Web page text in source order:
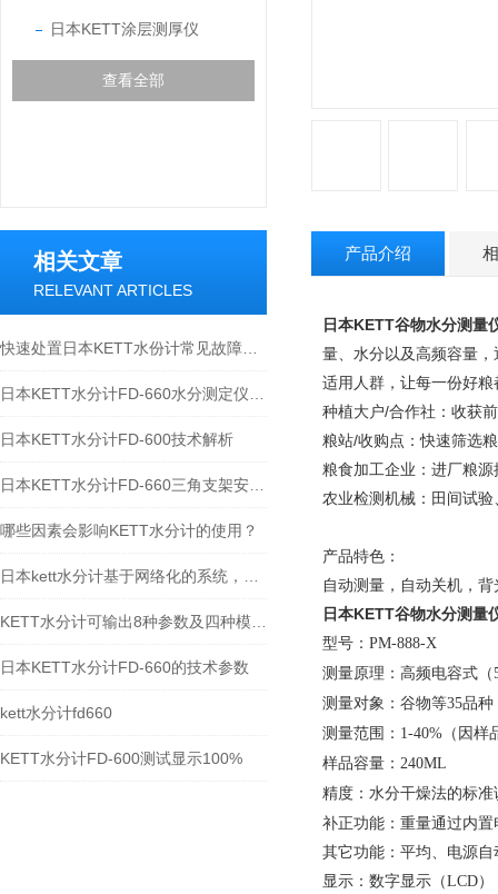
日本KETT涂层测厚仪
查看全部
相关文章
RELEVANT ARTICLES
日本KETT水分计FD-600技术解析
哪些因素会影响KETT水分计的使用？
日本KETT水分计FD-660的技术参数
kett水分计fd660
KETT水分计FD-600测试显示100%
产品介绍
日本KETT谷物水分测量
量、水分以及高频容量
适用人群，让每一份好
种植大户/合作社：收获
粮站/收购点：快速筛选
粮食加工企业：进厂粮
农业检测机械：田间试
产品特色：
自动测量，自动关机，
日本KETT谷物水分测量
型号： PM-888-X
测量原理：高频电容式（
测量对象：谷物等35品种
测量范围： 1-40% （因
样品容量： 240ML
精度：水分干燥法的标准
补正功能：重量通过内
其它功能：平均、电源自
显示：数字显示（LCD）